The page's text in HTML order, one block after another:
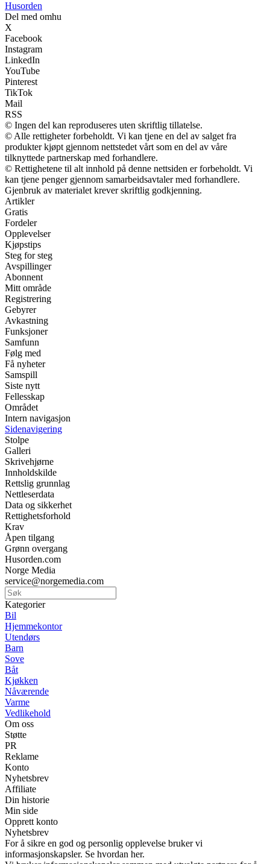
Husorden
Del med omhu
X
Facebook
Instagram
LinkedIn
YouTube
Pinterest
TikTok
Mail
RSS
© Ingen del kan reproduseres uten skriftlig tillatelse.
© Alle rettigheter forbeholdt. Vi kan tjene en del av salget fra
produkter kjøpt gjennom nettstedet vårt som en del av våre
tilknyttede partnerskap med forhandlere.
© Rettighetene til alt innhold på denne nettsiden er forbeholdt. Vi
kan tjene penger gjennom samarbeidsavtaler med forhandlere.
Gjenbruk av materialet krever skriftlig godkjenning.
Artikler
Gratis
Fordeler
Opplevelser
Kjøpstips
Steg for steg
Avspillinger
Abonnent
Mitt område
Registrering
Gebyrer
Avkastning
Funksjoner
Samfunn
Følg med
Få nyheter
Samspill
Siste nytt
Fellesskap
Området
Intern navigasjon
Sidenavigering
Stolpe
Galleri
Skrivehjørne
Innholdskilde
Rettslig grunnlag
Nettleserdata
Data og sikkerhet
Rettighetsforhold
Krav
Åpen tilgang
Grønn overgang
Husorden.com
Norge Media
service@norgemedia.com
Kategorier
Bil
Hjemmekontor
Utendørs
Barn
Sove
Båt
Kjøkken
Nåværende
Varme
Vedlikehold
Om oss
Støtte
PR
Reklame
Konto
Nyhetsbrev
Affiliate
Din historie
Min side
Opprett konto
Nyhetsbrev
For å sikre en god og personlig opplevelse bruker vi
informasjonskapsler. Se hvordan her.